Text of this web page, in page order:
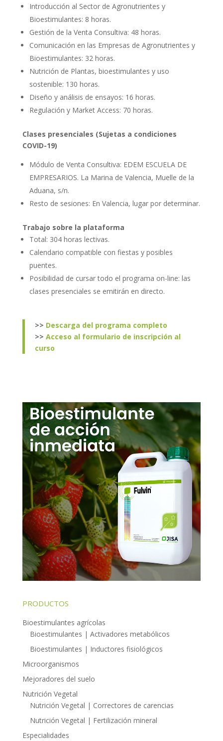
Introducción al Sector de Agronutrientes y
Bioestimulantes: 8 horas.
Gestión de la Venta Consultiva: 48 horas.
Comunicación en las Empresas de Agronutrientes y
Bioestimulantes: 32 horas.
Nutrición de Plantas, bioestimulantes y uso
sostenible: 130 horas.
Diseño y análisis de ensayos: 16 horas.
Regulación y Market Access: 70 horas.
Clases presenciales (Sujetas a condiciones
COVID-19)
Módulo de Venta Consultiva: EDEM ESCUELA DE
EMPRESARIOS. La Marina de Valencia, Muelle de la
Aduana, s/n.
Resto de sesiones: En Valencia, lugar por determinar.
Trabajo sobre la plataforma
Total: 304 horas lectivas.
Calendario compatible con fiestas y posibles
puentes.
Posibilidad de cursar todo el programa on-line: las
clases presenciales se emitirán en directo.
>> Descarga del programa completo
>> Acceso al formulario de inscripción al
curso
PRODUCTOS
Bioestimulantes agrícolas
Bioestimulantes | Activadores metabólicos
Bioestimulantes | Inductores fisiológicos
Microorganismos
Mejoradores del suelo
Nutrición Vegetal
Nutrición Vegetal | Correctores de carencias
Nutrición Vegetal | Fertilización mineral
Especialidades